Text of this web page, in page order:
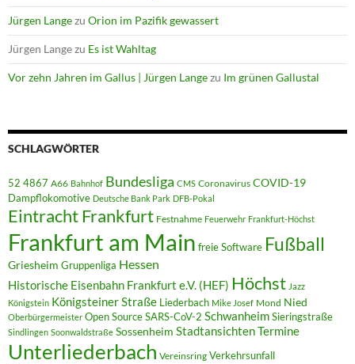
Jürgen Langezu Orion im Pazifik gewassert
Jürgen Langezu Es ist Wahltag
Vor zehn Jahren im Gallus | Jürgen Langezu Im grünen Gallustal
SCHLAGWÖRTER
52 4867 A66 Bahnhof Bundesliga CMS Coronavirus COVID-19
Dampflokomotive Deutsche Bank Park DFB-Pokal
Eintracht Frankfurt Festnahme Feuerwehr Frankfurt-Höchst
Frankfurt am Main freie Software Fußball
Griesheim Gruppenliga Hessen
Historische Eisenbahn Frankfurt e.V. (HEF) Höchst Jazz
Königstein Königsteiner Straße Liederbach Mike Josef Mond Nied
Oberbürgermeister Open SourceSARS-CoV-2 SchwanheimSieringstraße
Sindlingen Soonwaldstraße Sossenheim StadtansichtenTermine
Unterliederbach Vereinsring Verkehrsunfall